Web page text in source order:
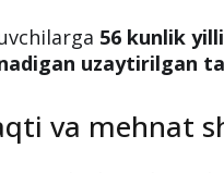
xodimlar doimiy
ko‘rikdano‘tkaziladi.
56 kunlik
uzaytirilgan